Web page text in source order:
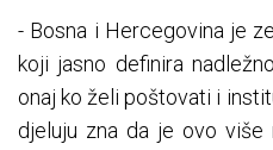
- Bosna i Hercegovina je
koji jasno definira
onaj ko želi poštovati i
djeluju zna da je ovo više